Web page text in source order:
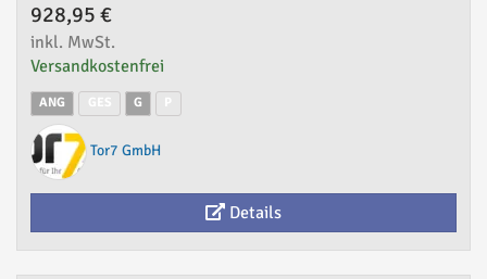
928,95 €
inkl. MwSt.
Versandkostenfrei
ANG G
Tor7 GmbH
Details